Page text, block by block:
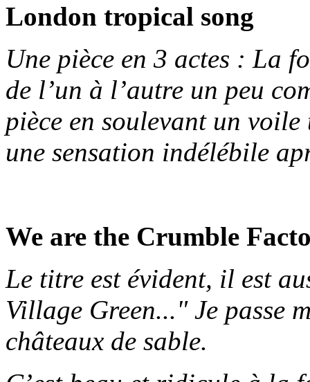
London tropical song
Une pièce en 3 actes : La
de l’un à l’autre un peu
pièce en soulevant un
une sensation indélébile
We are the Crumble
Le titre est évident, il est
Village Green..." Je passe
châteaux de sable.